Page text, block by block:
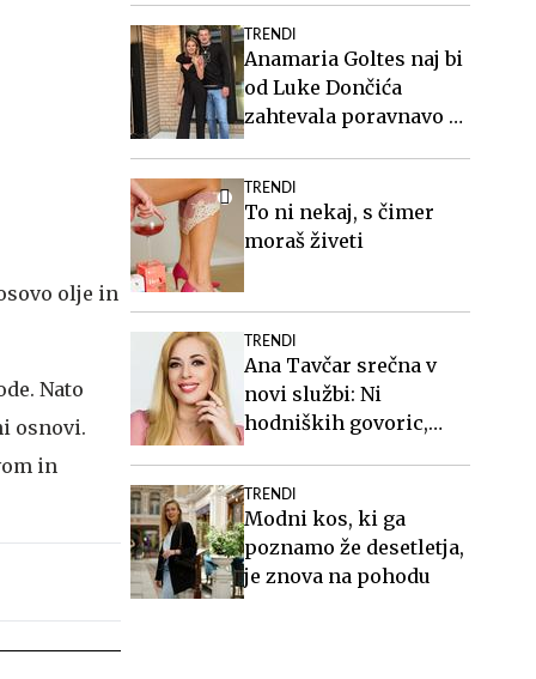
olje in
Nato
osnovi.
in
TRENDI
Anamaria Goltes naj bi
od Luke Dončića
zahtevala poravnavo v
TRENDI
To ni nekaj, s čimer
moraš živeti
TRENDI
Ana Tavčar srečna v
novi službi: Ni
hodniških govoric,
TRENDI
Modni kos, ki ga
poznamo že desetletja,
je znova na pohodu